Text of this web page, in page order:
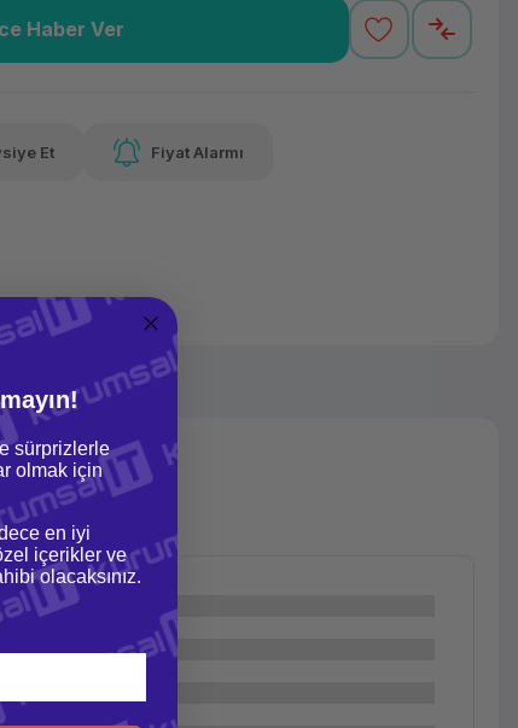
Haber Ver
Et Fiyat Alarmı
sürprizlerle
olmak için
en iyi
içerikler ve
olacaksınız.